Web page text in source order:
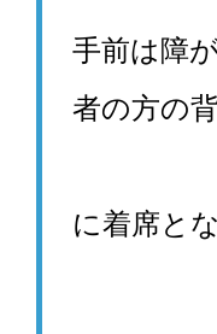
手前は障
者の方の
に着席と